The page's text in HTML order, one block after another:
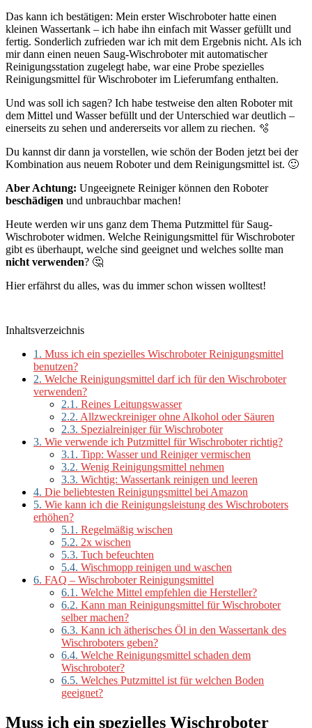
Das kann ich bestätigen: Mein erster Wischroboter hatte einen
kleinen Wassertank – ich habe ihn einfach mit Wasser gefüllt und
fertig. Sonderlich zufrieden war ich mit dem Ergebnis nicht. Als ich
mir dann einen neuen Saug-Wischroboter mit automatischer
Reinigungsstation zugelegt habe, war eine Probe spezielles
Reinigungsmittel für Wischroboter im Lieferumfang enthalten.
Und was soll ich sagen? Ich habe testweise den alten Roboter mit
dem Mittel und Wasser befüllt und der Unterschied war deutlich –
einerseits zu sehen und andererseits vor allem zu riechen. 🫧
Du kannst dir dann ja vorstellen, wie schön der Boden jetzt bei der
Kombination aus neuem Roboter und dem Reinigungsmittel ist. 🙂
Aber Achtung: Ungeeignete Reiniger können den Roboter
beschädigen und unbrauchbar machen!
Heute werden wir uns ganz dem Thema Putzmittel für Saug-
Wischroboter widmen. Welche Reinigungsmittel für Wischroboter
gibt es überhaupt, welche sind geeignet und welches sollte man
nicht verwenden? 🤔
Hier erfährst du alles, was du immer schon wissen wolltest!
Inhaltsverzeichnis
1. Muss ich ein spezielles Wischroboter Reinigungsmittel
benutzen?
2. Welche Reinigungsmittel darf ich für den Wischroboter
verwenden?
2.1. Reines Leitungswasser
2.2. Allzweckreiniger ohne Alkohol oder Säuren
2.3. Spezialreiniger für Wischroboter
3. Wie verwende ich Putzmittel für Wischroboter richtig?
3.1. Tipp: Wasser und Reiniger vermischen
3.2. Wenig Reinigungsmittel nehmen
3.3. Wichtig: Wassertank reinigen und leeren
4. Die beliebtesten Reinigungsmittel bei Amazon
5. Wie kann ich die Reinigungsleistung des Wischroboters
erhöhen?
5.1. Regelmäßig wischen
5.2. 2x wischen
5.3. Tuch befeuchten
5.4. Wischmopp reinigen und waschen
6. FAQ – Wischroboter Reinigungsmittel
6.1. Welche Mittel empfehlen die Hersteller?
6.2. Kann man Reinigungsmittel für Wischroboter
selber machen?
6.3. Kann ich ätherisches Öl in den Wassertank des
Wischroboters geben?
6.4. Welche Reinigungsmittel schaden dem
Wischroboter?
6.5. Welches Putzmittel ist für welchen Boden
geeignet?
Muss ich ein spezielles Wischroboter